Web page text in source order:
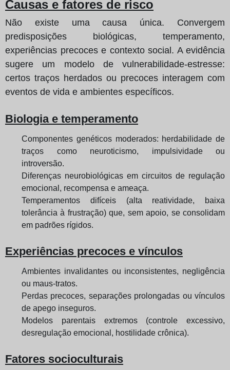
Causas e fatores de risco
Não existe uma causa única. Convergem
predisposições biológicas, temperamento,
experiências precoces e contexto social. A evidência
sugere um modelo de vulnerabilidade‑estresse:
certos traços herdados ou precoces interagem com
eventos de vida e ambientes específicos.
Biologia e temperamento
Componentes genéticos moderados: herdabilidade de
traços como neuroticismo, impulsividade ou
introversão.
Diferenças neurobiológicas em circuitos de regulação
emocional, recompensa e ameaça.
Temperamentos difíceis (alta reatividade, baixa
tolerância à frustração) que, sem apoio, se consolidam
em padrões rígidos.
Experiências precoces e vínculos
Ambientes invalidantes ou inconsistentes, negligência
ou maus‑tratos.
Perdas precoces, separações prolongadas ou vínculos
de apego inseguros.
Modelos parentais extremos (controle excessivo,
desregulação emocional, hostilidade crônica).
Fatores socioculturais